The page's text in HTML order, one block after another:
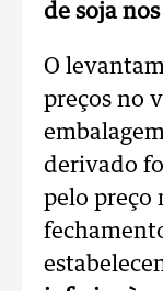
de soja
O
preços no
derivado
pelo preço